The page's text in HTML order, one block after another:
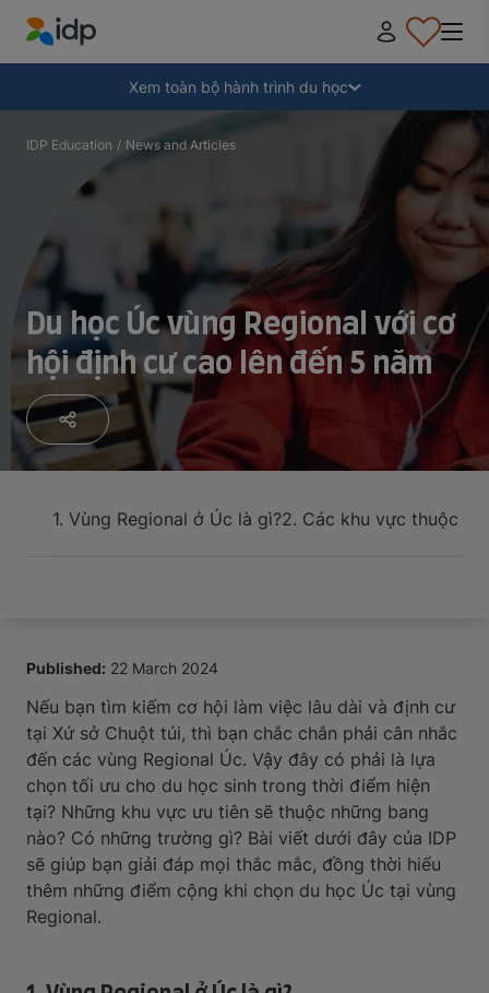
IDP Education
Xem toàn bộ hành trình du học
Tại sao nên đi du học?
Học ở đâu và học ngành gì?
Làm thế nào để nộp hồ sơ?
Sau khi nhận thư mời nhập học
Chuẩn bị lên đường
Thu gọn
IDP Education / News and Articles
Du học Úc vùng Regional với cơ
hội định cư cao lên đến 5 năm
1. Vùng Regional ở Úc là gì?2. Các khu vực thuộc
Published: 22 March 2024
Nếu bạn tìm kiếm cơ hội làm việc lâu dài và định cư
tại Xứ sở Chuột túi, thì bạn chắc chắn phải cân nhắc
đến các vùng Regional Úc. Vậy đây có phải là lựa
chọn tối ưu cho du học sinh trong thời điểm hiện
tại? Những khu vực ưu tiên sẽ thuộc những bang
nào? Có những trường gì? Bài viết dưới đây của IDP
sẽ giúp bạn giải đáp mọi thắc mắc, đồng thời hiểu
thêm những điểm cộng khi chọn du học Úc tại vùng
Regional.